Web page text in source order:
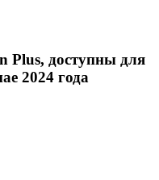
Plus, доступны для
2024 года